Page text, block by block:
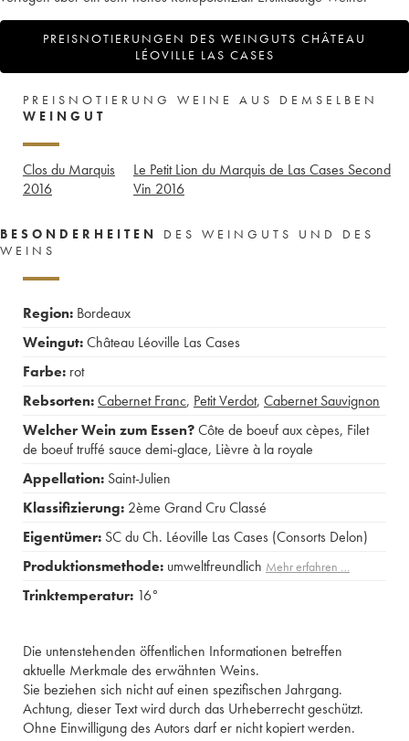
PREISNOTIERUNGEN DES WEINGUTS CHÂTEAU
LÉOVILLE LAS CASES
PREISNOTIERUNG WEINE AUS DEMSELBEN
WEINGUT
Clos du Marquis
2016
Le Petit Lion du Marquis de Las Cases Second
Vin 2016
BESONDERHEITEN
DES WEINGUTS UND DES
WEINS
Region: Bordeaux
Weingut:Château Léoville Las Cases
Farbe: rot
Rebsorten:Cabernet Franc, Petit Verdot, Cabernet Sauvignon
Welcher Wein zum Essen?Côte de boeuf aux cèpes, Filet
de boeuf truffé sauce demi-glace, Lièvre à la royale
Appellation: Saint-Julien
Klassifizierung: 2ème Grand Cru Classé
Eigentümer: SC du Ch. Léoville Las Cases (Consorts Delon)
Produktionsmethode: umweltfreundlich Mehr erfahren …
Trinktemperatur: 16°
Die untenstehenden öffentlichen Informationen betreffen
aktuelle Merkmale des erwähnten Weins.
Sie beziehen sich nicht auf einen spezifischen Jahrgang.
Achtung, dieser Text wird durch das Urheberrecht geschützt.
Ohne Einwilligung des Autors darf er nicht kopiert werden.